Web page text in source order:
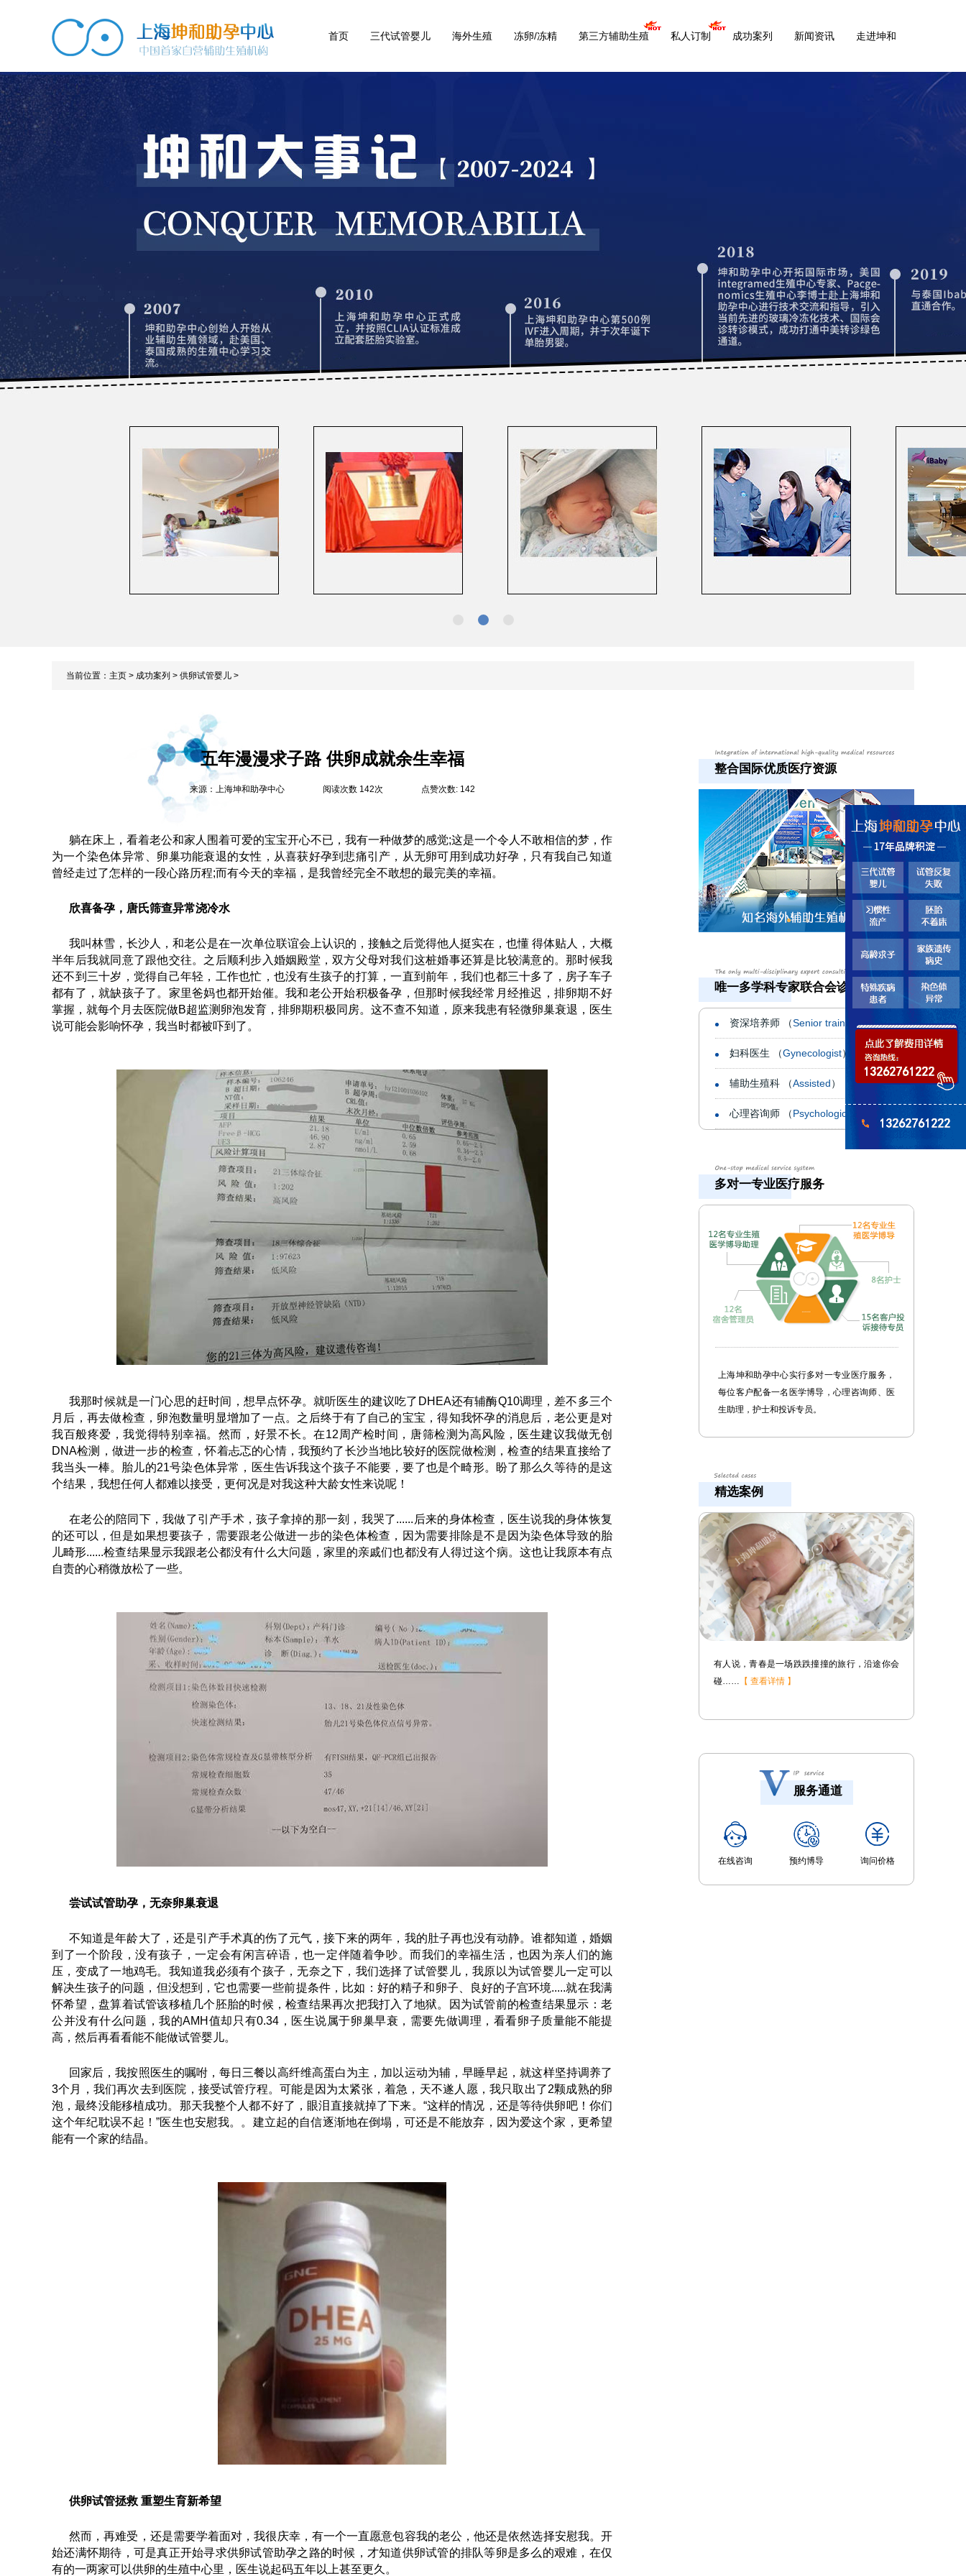
首页 三代试管婴儿 海外生殖 冻卵/冻精 第三方辅助生殖 私人订制 成功案列 新闻资讯 走进坤和
当前位置： 主页 > 成功案列 > 供卵试管婴儿 >
五年漫漫求子路 供卵成就余生幸福
来源：上海坤和助孕中心 阅读次数 142次 点赞次数: 142
躺在床上，看着老公和家人围着可爱的宝宝开心不已，我有一种做梦的感觉;这是一个令人不敢相信的梦，作
为一个染色体异常、卵巢功能衰退的女性，从喜获好孕到悲痛引产，从无卵可用到成功好孕，只有我自己知道
曾经走过了怎样的一段心路历程;而有今天的幸福，是我曾经完全不敢想的最完美的幸福。
欣喜备孕，唐氏筛查异常浇冷水
我叫林雪，长沙人，和老公是在一次单位联谊会上认识的，接触之后觉得他人挺实在，也懂 得体贴人，大概
半年后我就同意了跟他交往。之后顺利步入婚姻殿堂，双方父母对我们这桩婚事还算是比较满意的。那时候我
还不到三十岁，觉得自己年轻，工作也忙，也没有生孩子的打算，一直到前年，我们也都三十多了，房子车子
都有了，就缺孩子了。家里爸妈也都开始催。我和老公开始积极备孕，但那时候我经常月经推迟，排卵期不好
掌握，就每个月去医院做B超监测卵泡发育，排卵期积极同房。这不查不知道，原来我患有轻微卵巢衰退，医生
说可能会影响怀孕，我当时都被吓到了。
我那时候就是一门心思的赶时间，想早点怀孕。就听医生的建议吃了DHEA还有辅酶Q10调理，差不多三个
月后，再去做检查，卵泡数量明显增加了一点。之后终于有了自己的宝宝，得知我怀孕的消息后，老公更是对
我百般疼爱，我觉得特别幸福。然而，好景不长。在12周产检时间，唐筛检测为高风险，医生建议我做无创
DNA检测，做进一步的检查，怀着忐忑的心情，我预约了长沙当地比较好的医院做检测，检查的结果直接给了
我当头一棒。胎儿的21号染色体异常，医生告诉我这个孩子不能要，要了也是个畸形。盼了那么久等待的是这
个结果，我想任何人都难以接受，更何况是对我这种大龄女性来说呢！
在老公的陪同下，我做了引产手术，孩子拿掉的那一刻，我哭了......后来的身体检查，医生说我的身体恢复
的还可以，但是如果想要孩子，需要跟老公做进一步的染色体检查，因为需要排除是不是因为染色体导致的胎
儿畸形......检查结果显示我跟老公都没有什么大问题，家里的亲戚们也都没有人得过这个病。这也让我原本有点
自责的心稍微放松了一些。
尝试试管助孕，无奈卵巢衰退
不知道是年龄大了，还是引产手术真的伤了元气，接下来的两年，我的肚子再也没有动静。谁都知道，婚姻
到了一个阶段，没有孩子，一定会有闲言碎语，也一定伴随着争吵。而我们的幸福生活，也因为亲人们的施
压，变成了一地鸡毛。我知道我必须有个孩子，无奈之下，我们选择了试管婴儿，我原以为试管婴儿一定可以
解决生孩子的问题，但没想到，它也需要一些前提条件，比如：好的精子和卵子、良好的子宫环境.....就在我满
怀希望，盘算着试管该移植几个胚胎的时候，检查结果再次把我打入了地狱。因为试管前的检查结果显示：老
公并没有什么问题，我的AMH值却只有0.34，医生说属于卵巢早衰，需要先做调理，看看卵子质量能不能提
高，然后再看看能不能做试管婴儿。
回家后，我按照医生的嘱咐，每日三餐以高纤维高蛋白为主，加以运动为辅，早睡早起，就这样坚持调养了
3个月，我们再次去到医院，接受试管疗程。可能是因为太紧张，着急，天不遂人愿，我只取出了2颗成熟的卵
泡，最终没能移植成功。那天我整个人都不好了，眼泪直接就掉了下来。“这样的情况，还是等待供卵吧！你们
这个年纪耽误不起！”医生也安慰我。。建立起的自信逐渐地在倒塌，可还是不能放弃，因为爱这个家，更希望
能有一个家的结晶。
供卵试管拯救 重塑生育新希望
然而，再难受，还是需要学着面对，我很庆幸，有一个一直愿意包容我的老公，他还是依然选择安慰我。开
始还满怀期待，可是真正开始寻求供卵试管助孕之路的时候，才知道供卵试管的排队等卵是多么的艰难，在仅
有的一两家可以供卵的生殖中心里，医生说起码五年以上甚至更久。
整合国际优质医疗资源
唯一多学科专家联合会诊机构
资深培养师 （Senior trainers）
妇科医生 （Gynecologist）
辅助生殖科 （Assisted）
心理咨询师 （Psychological
多对一专业医疗服务
上海坤和助孕中心实行多对一专业医疗服务，
每位客户配备一名医学博导，心理咨询师、医
生助理，护士和投诉专员。
精选案例
看到下面照片上的这位女士，你是绝不会想到她
心脏病，相信很多人都不陌生，确实，医学发达
了……
【 查看详情 】
服务通道
在线咨询 预约博导 询问价格